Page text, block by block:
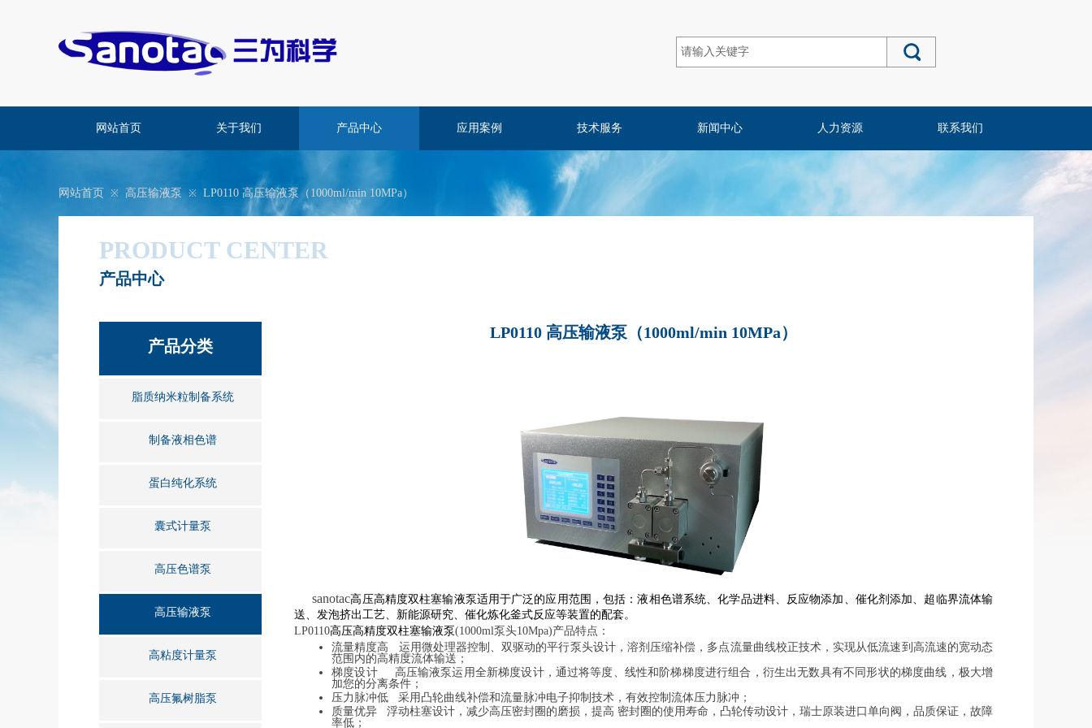
网站首页 关于我们 产品中心 应用案例 技术服务 新闻中心 人力资源 联系我们
网站首页 ※ 高压输液泵 ※ LP0110 高压输液泵（1000ml/min 10MPa）
​产品分类
脂质纳米粒制备系统
制备液相色谱
蛋白纯化系统
囊式计量泵
高压色谱泵
高压输液泵
高粘度计量泵
高压氟树脂泵
PRODUCT CENTER
产品中心
LP0110 高压输液泵（1000ml/min 10MPa）
sanotac高压高精度双柱塞输液泵适用于广泛的应用范围，包括：液相色谱系统、化学品进料、反应物添加、催化剂添加、超临界流体输
送、发泡挤出工艺、新能源研究、催化炼化釜式反应等装置的配套。
LP0110高压高精度双柱塞输液泵(1000ml泵头10Mpa)产品特点：
流量精度高 运用微处理器控制、双驱动的平行泵头设计，溶剂压缩补偿，多点流量曲线校正技术，实现从低流速到高流速的宽动态
范围内的高精度流体输送；
梯度设计 高压输液泵运用全新梯度设计，通过将等度、线性和阶梯梯度进行组合，衍生出无数具有不同形状的梯度曲线，极大增
加您的分离条件；
压力脉冲低 采用凸轮曲线补偿和流量脉冲电子抑制技术，有效控制流体压力脉冲；
质量优异 浮动柱塞设计，减少高压密封圈的磨损，提高 密封圈的使用寿命，凸轮传动设计，瑞士原装进口单向阀，品质保证，故障
率低；